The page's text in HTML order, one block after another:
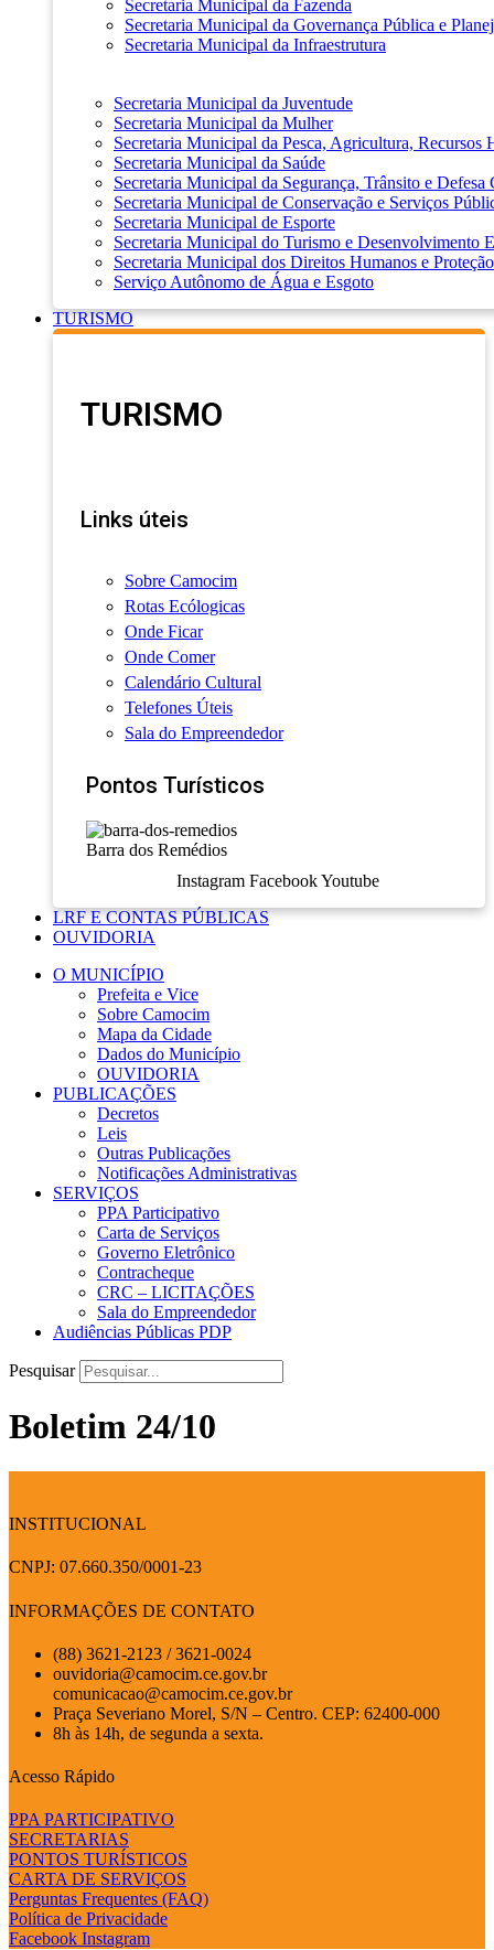
Secretaria Municipal da Fazenda
Secretaria Municipal da Governança Pública e
Secretaria Municipal da Infraestrutura
Secretaria Municipal da Juventude
Secretaria Municipal da Mulher
Secretaria Municipal da Pesca, Agricultura, Recursos
Secretaria Municipal da Saúde
Secretaria Municipal da Segurança, Trânsito e Defesa
Secretaria Municipal de Conservação e Serviços
Secretaria Municipal de Esporte
Secretaria Municipal do Turismo e Desenvolvimento
Secretaria Municipal dos Direitos Humanos e
Serviço Autônomo de Água e Esgoto
TURISMO
TURISMO
Links úteis
Sobre Camocim
Rotas Ecólogicas
Onde Ficar
Onde Comer
Calendário Cultural
Telefones Úteis
Sala do Empreendedor
Pontos Turísticos
Barra dos Remédios
Instagram Facebook Youtube
LRF E CONTAS PÚBLICAS
OUVIDORIA
O MUNICÍPIO
Prefeita e Vice
Sobre Camocim
Mapa da Cidade
Dados do Município
OUVIDORIA
PUBLICAÇÕES
Decretos
Leis
Outras Publicações
Notificações Administrativas
SERVIÇOS
PPA Participativo
Carta de Serviços
Governo Eletrônico
Contracheque
CRC – LICITAÇÕES
Sala do Empreendedor
Audiências Públicas PDP
Pesquisar
Boletim 24/10
INSTITUCIONAL
CNPJ: 07.660.350/0001-23
INFORMAÇÕES DE CONTATO
(88) 3621-2123 / 3621-0024
ouvidoria@camocim.ce.gov.br
comunicacao@camocim.ce.gov.br
Praça Severiano Morel, S/N – Centro. CEP: 62400-000
8h às 14h, de segunda a sexta.
Acesso Rápido
PPA PARTICIPATIVO
SECRETARIAS
PONTOS TURÍSTICOS
CARTA DE SERVIÇOS
Perguntas Frequentes (FAQ)
Política de Privacidade
Facebook Instagram